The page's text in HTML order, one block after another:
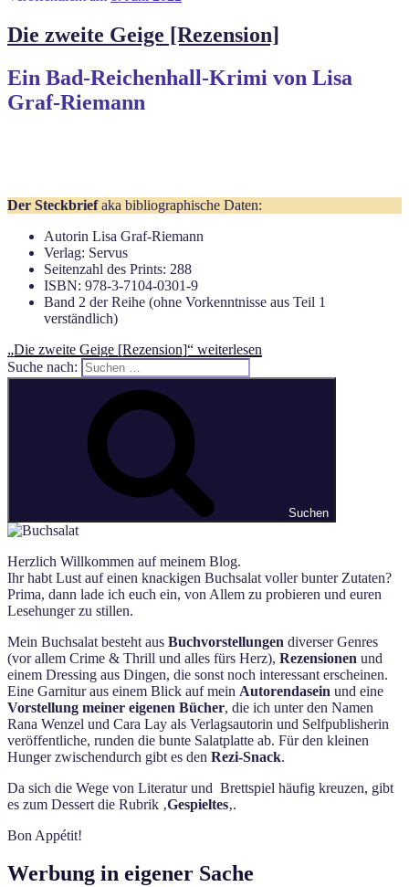
Die zweite Geige [Rezension]
Ein Bad-Reichenhall-Krimi von Lisa
Graf-Riemann
Der Steckbriefaka bibliographische Daten:
Autorin Lisa Graf-Riemann
Verlag: Servus
Seitenzahl des Prints: 288
ISBN: 978-3-7104-0301-9
Band 2 der Reihe (ohne Vorkenntnisse aus Teil 1
verständlich)
„Die zweite Geige [Rezension]“ weiterlesen
Suche nach:
Suchen
Herzlich Willkommen auf meinem Blog.
Ihr habt Lust auf einen knackigen Buchsalat voller bunter Zutaten?
Prima, dann lade ich euch ein, von Allem zu probieren und euren
Lesehunger zu stillen.
Mein Buchsalat besteht aus Buchvorstellungen diverser Genres
(vor allem Crime & Thrill und alles fürs Herz), Rezensionen und
einem Dressing aus Dingen, die sonst noch interessant erscheinen.
Eine Garnitur aus einem Blick auf mein Autorendasein und eine
Vorstellung meiner eigenen Bücher, die ich unter den Namen
Rana Wenzel und Cara Lay als Verlagsautorin und Selfpublisherin
veröffentliche, runden die bunte Salatplatte ab. Für den kleinen
Hunger zwischendurch gibt es den Rezi-Snack.
Da sich die Wege von Literatur und Brettspiel häufig kreuzen, gibt
es zum Dessert die Rubrik ‚Gespieltes‚.
Bon Appétit!
Werbung in eigener Sache